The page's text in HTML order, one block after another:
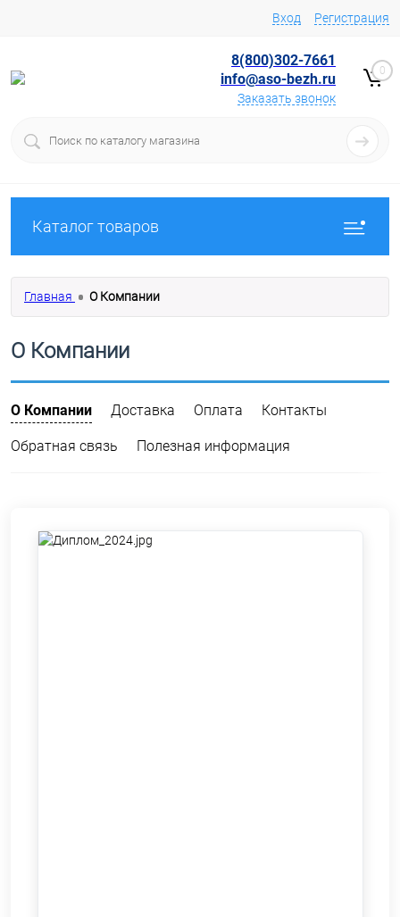
Вход Регистрация
8(800)302-7661
info@aso-bezh.ru
Заказать звонок
0
Каталог товаров
Главная О Компании
О Компании
О Компании Доставка Оплата Контакты
Обратная связь Полезная информация